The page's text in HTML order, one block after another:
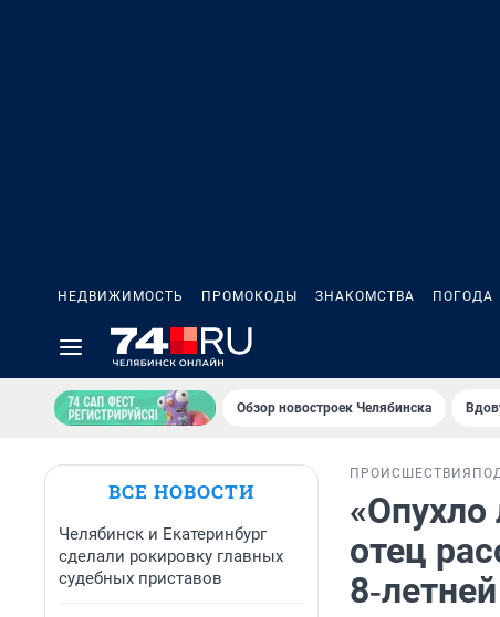
НЕДВИЖИМОСТЬ ПРОМОКОДЫ ЗНАКОМСТВА ПОГОДА
Обзор новостроек Челябинска
ВСЕ НОВОСТИ
Челябинск и Екатеринбург
сделали рокировку главных
судебных приставов
ПРОИСШЕСТВИЯ
отец